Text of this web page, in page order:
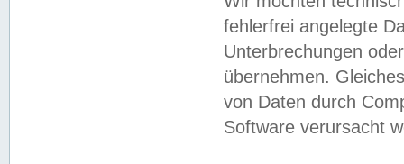
fehlerfrei angelegte
Unterbrechungen
übernehmen.
von Daten durch
Software verursacht